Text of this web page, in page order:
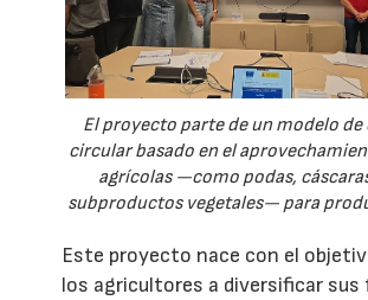
El proyecto parte de un modelo
circular basado en el
agrícolas —como podas,
subproductos vegetales— para
Este proyecto nace con el
los agricultores a diversificar sus